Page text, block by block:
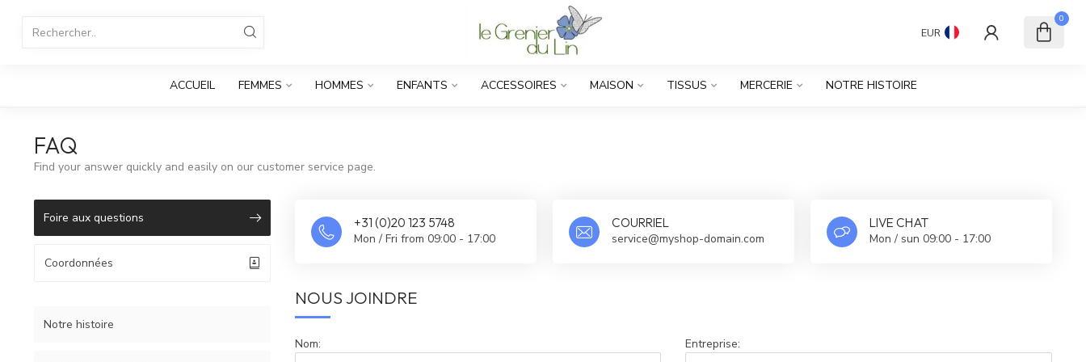
EUR
0
ACCUEIL FEMMES HOMMES ENFANTS ACCESSOIRES MAISON TISSUS MERCERIE NOTRE HISTOIRE
FAQ
Find your answer quickly and easily on our customer service page.
Foire aux questions
Coordonnées
Notre histoire
+31 (0)20 123 5748
Mon / Fri from 09:00 - 17:00
COURRIEL
service@myshop-domain.com
LIVE CHAT
Mon / sun 09:00 - 17:00
NOUS JOINDRE
Nom: Entreprise: